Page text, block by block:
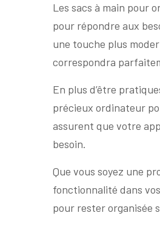
Les sacs à main pour
pour répondre aux
une touche plus
correspondra
En plus d’être
précieux ordinateur
assurent que votre
besoin.
Que vous soyez une
fonctionnalité dans
pour rester organisée